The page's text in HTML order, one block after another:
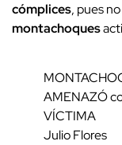
cómplices, pues
montachoques
AMENAZÓ
VÍCTIMA
Julio Flores